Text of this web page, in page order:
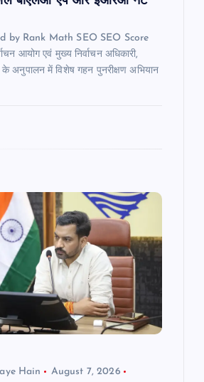
by Rank Math SEO SEO Score
आयोग एवं मुख्य निर्वाचन अधिकारी,
के अनुपालन में विशेष गहन पुनरीक्षण अभियान
Hain
August 7, 2026